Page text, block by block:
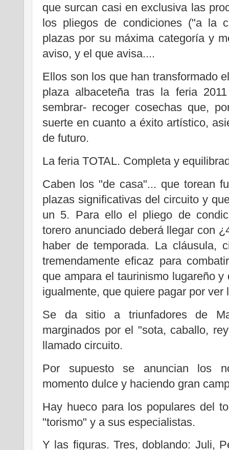
que surcan casi en exclusiva las
los pliegos de condiciones ("a la
plazas por su máxima categoría y
aviso, y el que avisa....
Ellos son los que han transformado
plaza albaceteña tras la feria
sembrar- recoger cosechas que,
suerte en cuanto a éxito artístico,
de futuro.
La feria TOTAL. Completa y
Caben los "de casa"... que torean
plazas significativas del circuito y
un 5. Para ello el pliego de
torero anunciado deberá llegar con
haber de temporada. La cláusula,
tremendamente eficaz para
que ampara el taurinismo lugareño
igualmente, que quiere pagar por
Se da sitio a triunfadores de
marginados por el "sota, caballo,
llamado circuito.
Por supuesto se anuncian los
momento dulce y haciendo gran
Hay hueco para los populares del
"torismo" y a sus especialistas.
Y las figuras. Tres, doblando: Juli,